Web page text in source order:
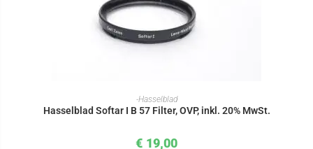
IN DEN WARENKORB
-Hasselblad
Hasselblad Softar I B 57 Filter, OVP, inkl. 20% MwSt.
€ 19,00